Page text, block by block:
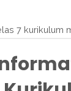
7 kurikulum